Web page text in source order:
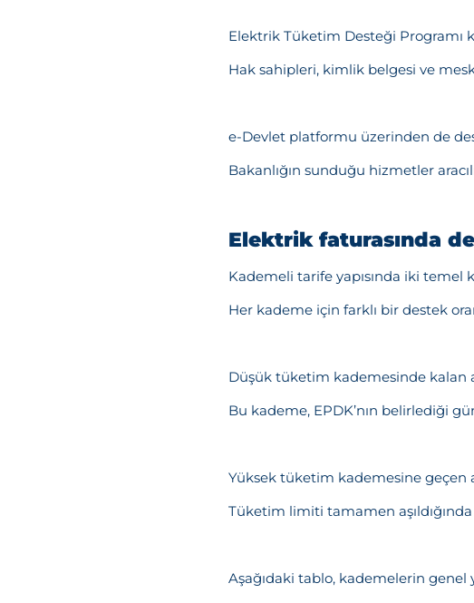
Elektrik Tüketim Desteği Programı
Hak sahipleri, kimlik belgesi ve
e-Devlet platformu üzerinden de
Bakanlığın sunduğu hizmetler
Elektrik faturasında
Kademeli tarife yapısında iki
Her kademe için farklı bir destek
Düşük tüketim kademesinde kalan
Bu kademe, EPDK’nın belirlediği
Yüksek tüketim kademesine geçen
Tüketim limiti tamamen
Aşağıdaki tablo, kademelerin genel